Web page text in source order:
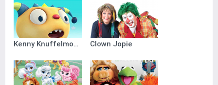
Kenny Knuffelmonster Clown Jopie